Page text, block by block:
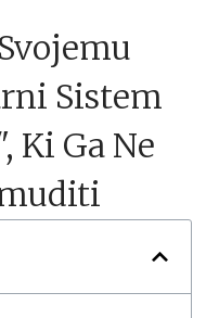
Sistem
Ki Ga Ne